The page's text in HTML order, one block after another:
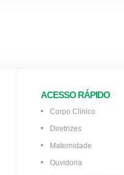
ACESSO RÁPIDO
Corpo Clínico
Diretrizes
Maternidade
Ouvidoria